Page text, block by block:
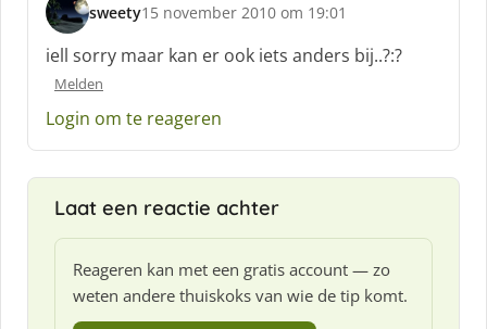
sweety
s
c
h
e
:
15 november 2010 om 19:01
iell sorry maar kan er ook iets anders bij..?:?
Melden
Login om te reageren
Laat een reactie achter
Reageren kan met een gratis account — zo
weten andere thuiskoks van wie de tip komt.